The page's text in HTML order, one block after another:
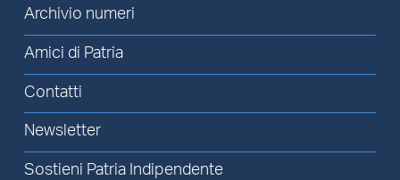
Archivio numeri
Amici di Patria
Contatti
Newsletter
Sostieni Patria Indipendente